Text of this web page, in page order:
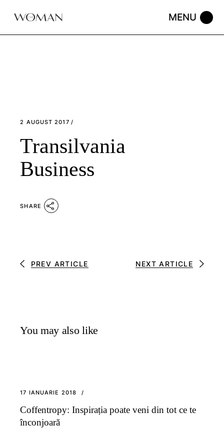
2 AUGUST 2017
Transilvania
Business
SHARE
PREV ARTICLE NEXT ARTICLE
You may also like
17 IANUARIE 2018
Coffentropy: Inspirația poate veni din tot ce te
înconjoară